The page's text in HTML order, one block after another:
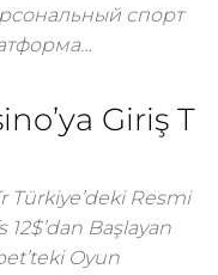
спорт
Giriş T
Türkiye’deki Resmi
Başlayan
Oyun